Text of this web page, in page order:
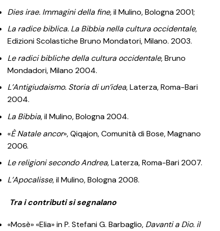
Dies irae. Immagini della fine,il Mulino, Bologna 2001;
La radice biblica. La Bibbia nella cultura occidentale,
Edizioni Scolastiche Bruno Mondatori, Milano. 2003.
Le radici bibliche della cultura occidentale, Bruno
Mondadori, Milano 2004.
L’Antigiudaismo. Storia di un’idea, Laterza, Roma-Bari
2004.
La Bibbia, il Mulino, Bologna 2004.
«È Natale ancor», Qiqajon, Comunità di Bose, Magnano
2006.
Le religioni secondo Andrea,Laterza, Roma-Bari 2007.
L’Apocalisse, il Mulino, Bologna 2008.
Tra i contributi si segnalano
«Mosè» «Elia» in P. Stefani G. Barbaglio, Davanti a Dio. il